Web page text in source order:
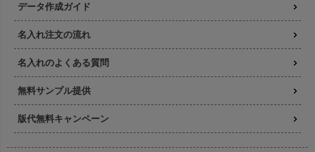
データ作成ガイド
名入れ注文の流れ
名入れのよくある質問
無料サンプル提供
版代無料キャンペーン